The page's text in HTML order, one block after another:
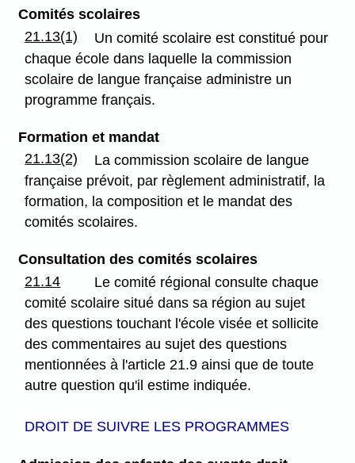
Comités scolaires
21.13(1)
Un comité scolaire est constitué pour
chaque école dans laquelle la commission
scolaire de langue française administre un
programme français.
Formation et mandat
21.13(2)
La commission scolaire de langue
française prévoit, par règlement administratif, la
formation, la composition et le mandat des
comités scolaires.
Consultation des comités scolaires
21.14
Le comité régional consulte chaque
comité scolaire situé dans sa région au sujet
des questions touchant l'école visée et sollicite
des commentaires au sujet des questions
mentionnées à l'article 21.9 ainsi que de toute
autre question qu'il estime indiquée.
DROIT DE SUIVRE LES PROGRAMMES